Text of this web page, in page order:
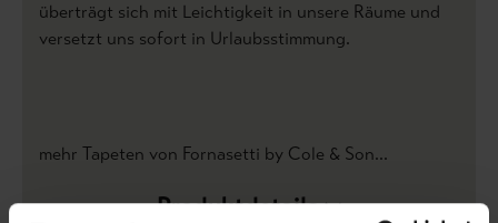
überträgt sich mit Leichtigkeit in unsere Räume und
versetzt uns sofort in Urlaubsstimmung.
mehr Tapeten von Fornasetti by Cole & Son...
Produktdetails